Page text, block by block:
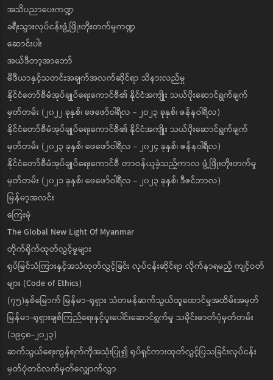
အသိပညာပေးကဏ္ဍ
ခရီးသွားလုပ်ငန်းဖွံ့ဖြိုးတိုးတက်မှုကဏ္ဍ
ဆောင်းပါး
အယ်ဒီတာ့အာဘော်
မီဒီယာနှင့်သတင်းအချက်အလက်ဆိုင်ရာ သိနားလည်မှု
နိုင်ငံတော်စီမံအုပ်ချုပ်ရေးကောင်စီ၏ နိုင်ငံအကျိုး သယ်ပိုးဆောင်ရွက်ချက်
မှတ်တမ်း (၂၀၂၂ ခုနှစ်၊ ဖေဖော်ဝါရီလ - ၂၀၂၃ ခုနှစ်၊ ဇန်နဝါရီလ)
နိုင်ငံတော်စီမံအုပ်ချုပ်ရေးကောင်စီ၏ နိုင်ငံအကျိုး သယ်ပိုးဆောင်ရွက်ချက်
မှတ်တမ်း (၂၀၂၃ ခုနှစ်၊ ဖေဖော်ဝါရီလ - ၂၀၂၄ ခုနှစ်၊ ဇန်နဝါရီလ)
နိုင်ငံတော်စီမံအုပ်ချုပ်ရေးကောင်စီ တာဝန်ယူခဲ့သည့်ကာလ ဖွံ့ဖြိုးတိုးတက်မှု
မှတ်တမ်း (၂၀၂၁ ခုနှစ်၊ ဖေဖော်ဝါရီလ - ၂၀၂၃ ခုနှစ်၊ ဒီဇင်ဘာလ)
မြန်မာ့အလင်း
ကြေးမုံ
The Global New Light Of Myanmar
တိုက်ရိုက်ထုတ်လွှင့်မှုများ
ရုပ်မြင်သံကြားနှင့်အသံထုတ်လွှင့်ခြင်း လုပ်ငန်းဆိုင်ရာ လိုက်နာရမည့် ကျင့်ဝတ်
များ (Code of Ethics)
(၇၅)နှစ်မြောက် မြန်မာ-ရုရှား သံတမန်ဆက်သွယ်ထူထောင်မှုအထိမ်းအမှတ်
မြန်မာ-ရုရှားချစ်ကြည်ရေးနှင့်ပူးပေါင်းဆောင်ရွက်မှု သမိုင်းဓာတ်ပုံမှတ်တမ်း
(၁၉၄၈-၂၀၂၃)
ဆက်သွယ်ရေးကွန်ရက်ကိုအသုံးပြု၍ ရုပ်ရှင်ကားထုတ်လွှင့်ပြသခြင်းလုပ်ငန်း
မှတ်ပုံတင်လက်မှတ်လျှောက်လွှာ